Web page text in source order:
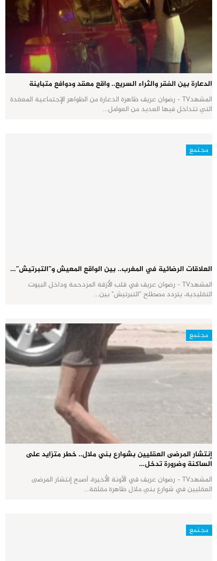
الدعارة بين الفقر والثراء السريع.. واقع معقد ودوافع متباينة
المشهدTV - رضوان عريف ظاهرة الدعارة من الظواهر الإجتماعية المعقدة
التي تتداخل فيها العديد من العوامل…
مجتمع
العلاقات الرضائية في المغرب.. بين الواقع المعيش و”التبرتيش”…
المشهدTV - رضوان عريف في قلب الأزقة المزدحمة وداخل البيوت
التقليدية، يتردد مصطلح "التبرتيش" بين…
مجتمع
إنتشار المرضى العقليين بشوارع بني ملال.. خطر متزايد على
الساكنة وضرورة تدخل…
المشهدTV - رضوان عريف في الآونة الأخيرة، أصبح إنتشار المرضى
العقليين في شوارع بني ملال ظاهرة مقلقة…
مجتمع